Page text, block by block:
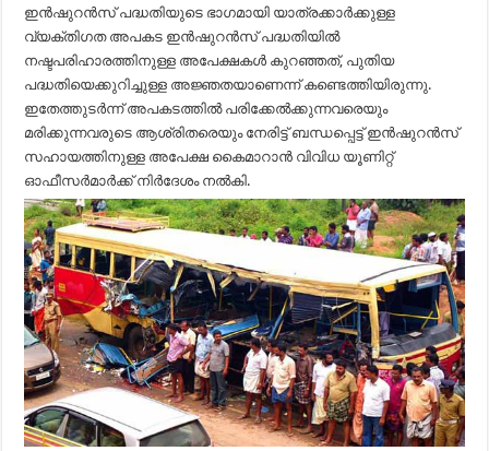
ഇന്‍ഷുറന്‍സ് പദ്ധതിയുടെ ഭാഗമായി യാത്രക്കാര്‍ക്കുള്ള
വ്യക്തിഗത അപകട ഇന്‍ഷുറന്‍സ് പദ്ധതിയില്‍
നഷ്ടപരിഹാരത്തിനുള്ള അപേക്ഷകള്‍ കുറഞ്ഞത്, പുതിയ
പദ്ധതിയെക്കുറിച്ചുള്ള അജ്ഞതയാണെന്ന് കണ്ടെത്തിയിരുന്നു.
ഇതേത്തുടര്‍ന്ന് അപകടത്തില്‍ പരിക്കേല്‍ക്കുന്നവരെയും
മരിക്കുന്നവരുടെ ആശ്രിതരെയും നേരിട്ട് ബന്ധപ്പെട്ട് ഇന്‍ഷുറന്‍സ്
സഹായത്തിനുള്ള അപേക്ഷ കൈമാറാന്‍ വിവിധ യൂണിറ്റ്
ഓഫീസര്‍മാര്‍ക്ക് നിര്‍ദേശം നല്‍കി.